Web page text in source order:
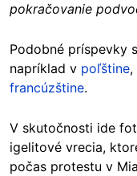
pokračovanie
Podobné príspevky
napríklad v poľštine,
francúzštine.
V skutočnosti ide
igelitové vrecia,
počas protestu v